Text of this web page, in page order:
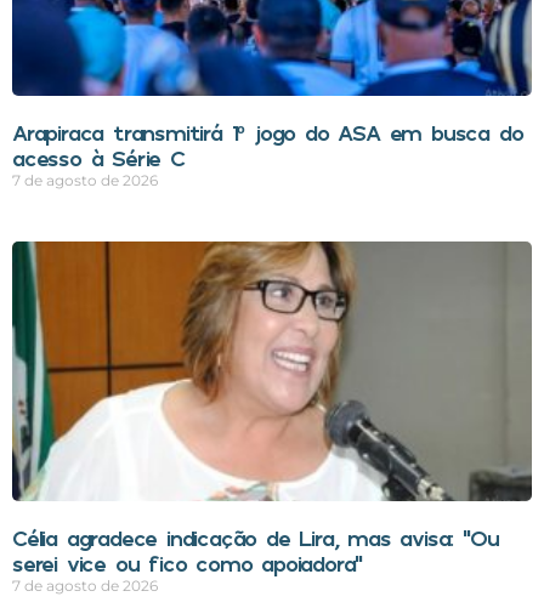
Arapiraca transmitirá 1º jogo do ASA em busca do
acesso à Série C
7 de agosto de 2026
Célia agradece indicação de Lira, mas avisa: “Ou
serei vice ou fico como apoiadora”
7 de agosto de 2026